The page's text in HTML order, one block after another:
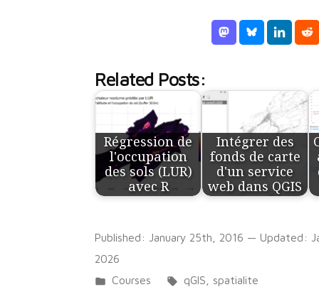
Related Posts:
Régression de
l'occupation
des sols (LUR)
avec R
Intégrer des
fonds de carte
d'un service
web dans QGIS
Published: January 25th, 2016 — Updated:
2026
Posted
Courses Tags:
qGIS spatialite